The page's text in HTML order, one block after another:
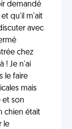
demandé
et qu'il m'ait
avec
chez
! Je n'ai
le faire
mais
et son
chien était
le